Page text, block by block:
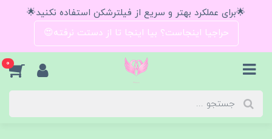
🌟برای عملکرد بهتر و سریع از فیلترشکن استفاده نکنید🌟
حراجیا اینجاست؟ بیا اینجا تا از دستت نرفته😍
0